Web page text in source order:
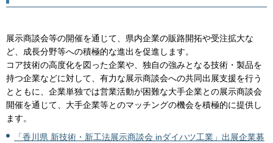
展示商談会等の開催を通じて、県内企業の販路開拓や受注拡大な
ど、成長分野等への積極的な進出を促進します。
コア技術の高度化を図った企業や、独自の強みとなる技術・製品を
持つ企業などに対して、有力な展示商談会への共同出展支援を行う
とともに、企業単独では営業活動が困難な大手企業との展示商談会
開催を通じて、大手企業等とのマッチングの機会を積極的に提供し
ます。
「香川県 新技術・新工法展示商談会 inダイハツ工業」出展企業募